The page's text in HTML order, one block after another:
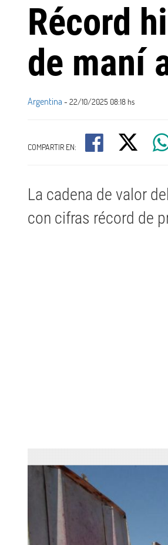
Récord
de maní
Argentina - 22/10/2025 08:18 hs
COMPARTIR EN:
La cadena de valor
con cifras récord de